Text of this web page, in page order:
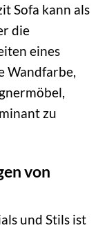
Sofa kann als
die
eines
Wandfarbe,
zu
von
und Stils ist